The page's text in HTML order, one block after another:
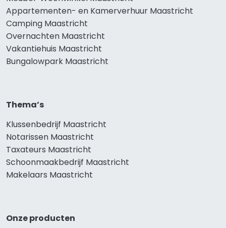
Appartementen- en Kamerverhuur Maastricht
Camping Maastricht
Overnachten Maastricht
Vakantiehuis Maastricht
Bungalowpark Maastricht
Thema’s
Klussenbedrijf Maastricht
Notarissen Maastricht
Taxateurs Maastricht
Schoonmaakbedrijf Maastricht
Makelaars Maastricht
Onze producten